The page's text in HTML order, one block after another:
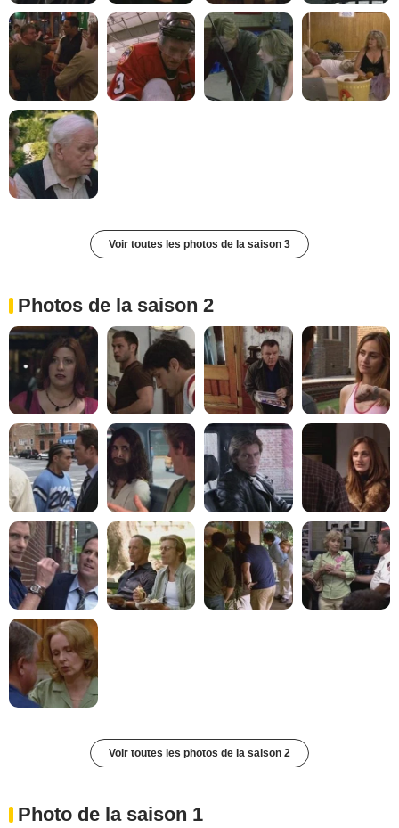
Voir toutes les photos de la saison 3
Photos de la saison 2
Voir toutes les photos de la saison 2
Photo de la saison 1